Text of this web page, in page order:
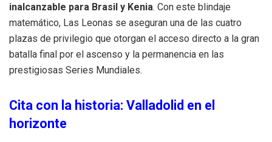
inalcanzable para Brasil y Kenia. Con este blindaje
matemático, Las Leonas se aseguran una de las cuatro
plazas de privilegio que otorgan el acceso directo a la gran
batalla final por el ascenso y la permanencia en las
prestigiosas Series Mundiales.
Cita con la historia: Valladolid en el
horizonte